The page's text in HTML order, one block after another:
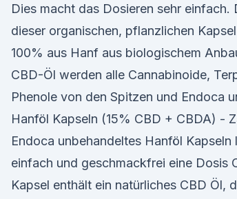
Dies macht das Dosieren sehr einfach.
dieser organischen, pflanzlichen
100% aus Hanf aus biologischem
CBD-Öl werden alle Cannabinoide,
Phenole von den Spitzen und Endoca
Hanföl Kapseln (15% CBD + CBDA) -
Endoca unbehandeltes Hanföl Kapseln
einfach und geschmackfrei eine Dosis
Kapsel enthält ein natürliches CBD Öl,